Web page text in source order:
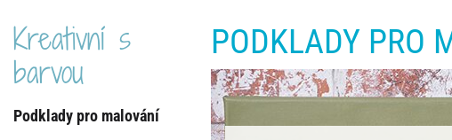
Kreativní s
barvou
Podklady pro malování
PODKLADY PRO